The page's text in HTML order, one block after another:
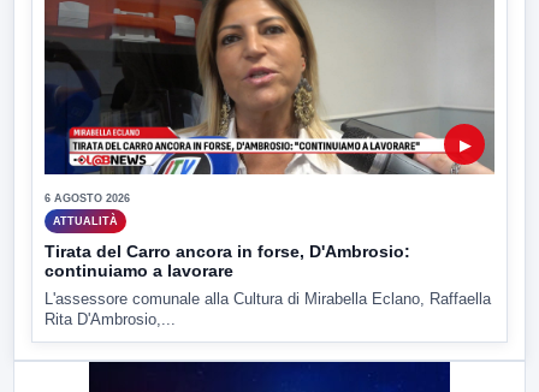
▶
6 AGOSTO 2026
ATTUALITÀ
Tirata del Carro ancora in forse, D'Ambrosio:
continuiamo a lavorare
L'assessore comunale alla Cultura di Mirabella Eclano, Raffaella
Rita D'Ambrosio,...